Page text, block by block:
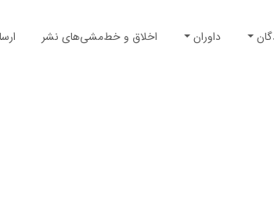
داوران اخلاق و خط‌مشی‌های نشر